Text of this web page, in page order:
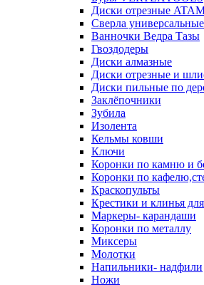
Диски отрезные
Сверла универсальные
Ванночки Ведра Тазы
Гвоздодеры
Диски алмазные
Диски отрезные и
Диски пильные по
Заклёпочники
Зубила
Изолента
Кельмы ковши
Ключи
Коронки по камню и
Коронки по
Краскопульты
Крестики и клинья
Маркеры- карандаши
Коронки по металлу
Миксеры
Молотки
Напильники- надфили
Ножи